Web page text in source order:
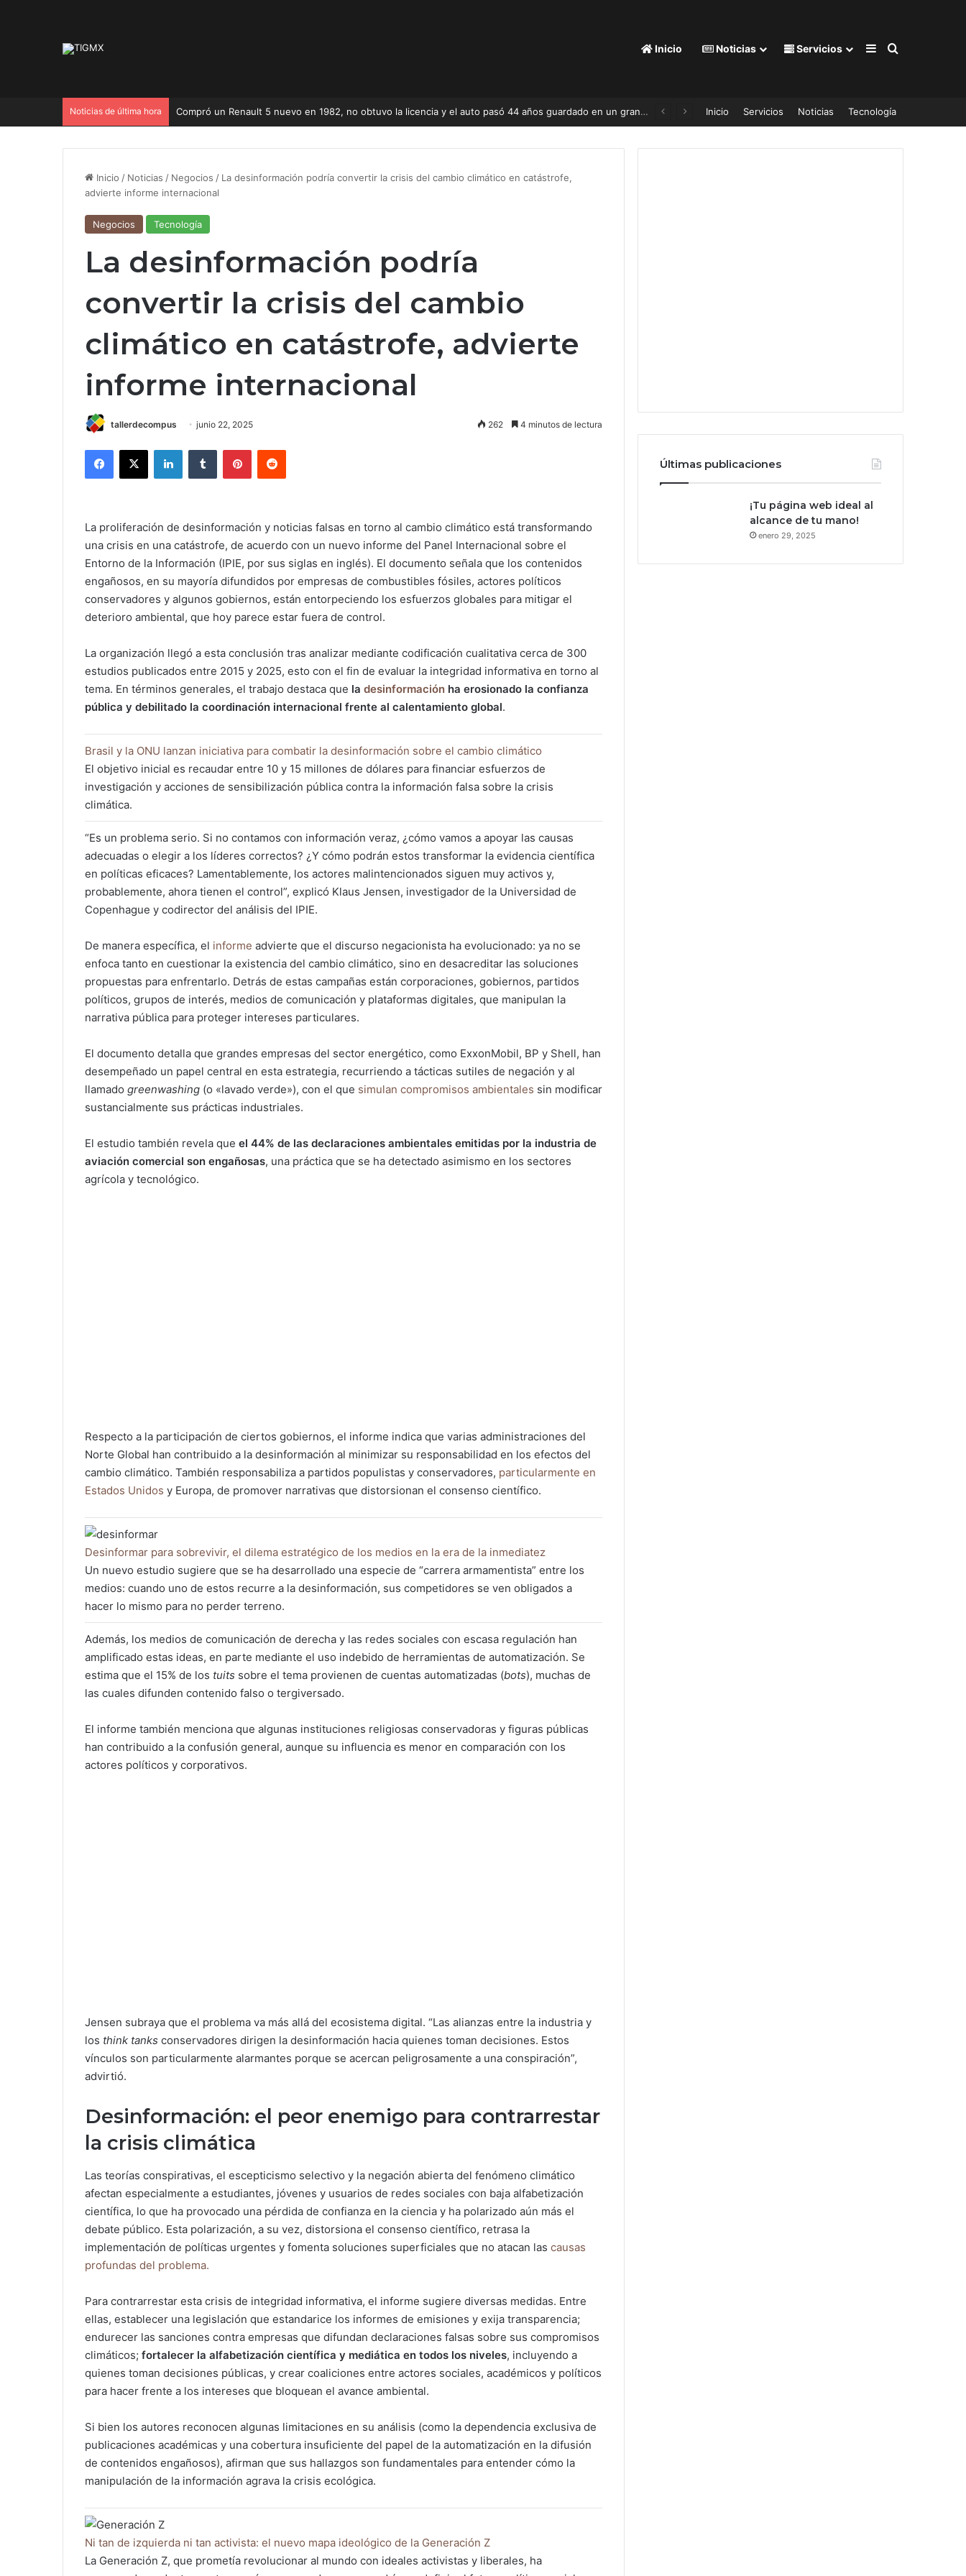
Inicio Noticias Servicios Barra lateral
Buscar por
Noticias de última hora Compró un Renault 5 nuevo en 1982, no obtuvo la licencia y el auto pasó 44 años guardado en un granero Inicio Servicios Noticias Tecnología
Inicio / Noticias / Negocios / La desinformación podría convertir la crisis del cambio climático en catástrofe,
advierte informe internacional
Negocios Tecnología
La desinformación podría
convertir la crisis del cambio
climático en catástrofe, advierte
informe internacional
tallerdecompus junio 22, 2025 262 4 minutos de lectura
La proliferación de desinformación y noticias falsas en torno al cambio climático está transformando
una crisis en una catástrofe, de acuerdo con un nuevo informe del Panel Internacional sobre el
Entorno de la Información (IPIE, por sus siglas en inglés). El documento señala que los contenidos
engañosos, en su mayoría difundidos por empresas de combustibles fósiles, actores políticos
conservadores y algunos gobiernos, están entorpeciendo los esfuerzos globales para mitigar el
deterioro ambiental, que hoy parece estar fuera de control.
La organización llegó a esta conclusión tras analizar mediante codificación cualitativa cerca de 300
estudios publicados entre 2015 y 2025, esto con el fin de evaluar la integridad informativa en torno al
tema. En términos generales, el trabajo destaca que la desinformación ha erosionado la confianza
pública y debilitado la coordinación internacional frente al calentamiento global.
Brasil y la ONU lanzan iniciativa para combatir la desinformación sobre el cambio climático
El objetivo inicial es recaudar entre 10 y 15 millones de dólares para financiar esfuerzos de
investigación y acciones de sensibilización pública contra la información falsa sobre la crisis
climática.
“Es un problema serio. Si no contamos con información veraz, ¿cómo vamos a apoyar las causas
adecuadas o elegir a los líderes correctos? ¿Y cómo podrán estos transformar la evidencia científica
en políticas eficaces? Lamentablemente, los actores malintencionados siguen muy activos y,
probablemente, ahora tienen el control”, explicó Klaus Jensen, investigador de la Universidad de
Copenhague y codirector del análisis del IPIE.
De manera específica, el informe advierte que el discurso negacionista ha evolucionado: ya no se
enfoca tanto en cuestionar la existencia del cambio climático, sino en desacreditar las soluciones
propuestas para enfrentarlo. Detrás de estas campañas están corporaciones, gobiernos, partidos
políticos, grupos de interés, medios de comunicación y plataformas digitales, que manipulan la
narrativa pública para proteger intereses particulares.
El documento detalla que grandes empresas del sector energético, como ExxonMobil, BP y Shell, han
desempeñado un papel central en esta estrategia, recurriendo a tácticas sutiles de negación y al
llamado greenwashing (o «lavado verde»), con el que simulan compromisos ambientales sin modificar
sustancialmente sus prácticas industriales.
El estudio también revela que el 44% de las declaraciones ambientales emitidas por la industria de
aviación comercial son engañosas, una práctica que se ha detectado asimismo en los sectores
agrícola y tecnológico.
Respecto a la participación de ciertos gobiernos, el informe indica que varias administraciones del
Norte Global han contribuido a la desinformación al minimizar su responsabilidad en los efectos del
cambio climático. También responsabiliza a partidos populistas y conservadores, particularmente en
Estados Unidos y Europa, de promover narrativas que distorsionan el consenso científico.
Desinformar para sobrevivir, el dilema estratégico de los medios en la era de la inmediatez
Un nuevo estudio sugiere que se ha desarrollado una especie de “carrera armamentista” entre los
medios: cuando uno de estos recurre a la desinformación, sus competidores se ven obligados a
hacer lo mismo para no perder terreno.
Además, los medios de comunicación de derecha y las redes sociales con escasa regulación han
amplificado estas ideas, en parte mediante el uso indebido de herramientas de automatización. Se
estima que el 15% de los tuits sobre el tema provienen de cuentas automatizadas (bots), muchas de
las cuales difunden contenido falso o tergiversado.
El informe también menciona que algunas instituciones religiosas conservadoras y figuras públicas
han contribuido a la confusión general, aunque su influencia es menor en comparación con los
actores políticos y corporativos.
Jensen subraya que el problema va más allá del ecosistema digital. “Las alianzas entre la industria y
los think tanks conservadores dirigen la desinformación hacia quienes toman decisiones. Estos
vínculos son particularmente alarmantes porque se acercan peligrosamente a una conspiración”,
advirtió.
Desinformación: el peor enemigo para contrarrestar
la crisis climática
Las teorías conspirativas, el escepticismo selectivo y la negación abierta del fenómeno climático
afectan especialmente a estudiantes, jóvenes y usuarios de redes sociales con baja alfabetización
científica, lo que ha provocado una pérdida de confianza en la ciencia y ha polarizado aún más el
debate público. Esta polarización, a su vez, distorsiona el consenso científico, retrasa la
implementación de políticas urgentes y fomenta soluciones superficiales que no atacan las causas
profundas del problema.
Para contrarrestar esta crisis de integridad informativa, el informe sugiere diversas medidas. Entre
ellas, establecer una legislación que estandarice los informes de emisiones y exija transparencia;
endurecer las sanciones contra empresas que difundan declaraciones falsas sobre sus compromisos
climáticos; fortalecer la alfabetización científica y mediática en todos los niveles, incluyendo a
quienes toman decisiones públicas, y crear coaliciones entre actores sociales, académicos y políticos
para hacer frente a los intereses que bloquean el avance ambiental.
Si bien los autores reconocen algunas limitaciones en su análisis (como la dependencia exclusiva de
publicaciones académicas y una cobertura insuficiente del papel de la automatización en la difusión
de contenidos engañosos), afirman que sus hallazgos son fundamentales para entender cómo la
manipulación de la información agrava la crisis ecológica.
Ni tan de izquierda ni tan activista: el nuevo mapa ideológico de la Generación Z
La Generación Z, que prometía revolucionar al mundo con ideales activistas y liberales, ha
Últimas publicaciones
¡Tu página web ideal al
alcance de tu mano!
enero 29, 2025